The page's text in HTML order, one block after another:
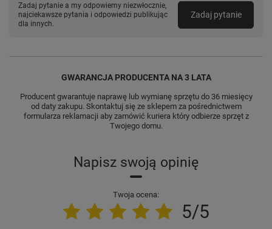
Zadaj pytanie a my odpowiemy niezwłocznie,
najciekawsze pytania i odpowiedzi publikując
dla innych.
Zadaj pytanie
GWARANCJA PRODUCENTA NA 3 LATA
Producent gwarantuje naprawę lub wymianę sprzętu do 36 miesięcy
od daty zakupu. Skontaktuj się ze sklepem za pośrednictwem
formularza reklamacji aby zamówić kuriera który odbierze sprzęt z
Twojego domu.
Napisz swoją opinię
Twoja ocena:
5/5